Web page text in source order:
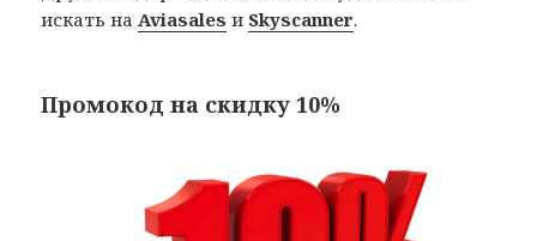
искать на Aviasales и Skyscanner.
Промокод на скидку 10%